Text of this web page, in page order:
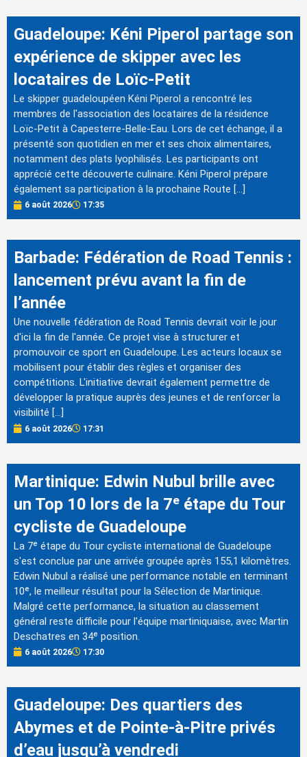
Guadeloupe: Kéni Piperol partage son
expérience de skipper avec les
locataires de Loïc-Petit
Le skipper guadeloupéen Kéni Piperol a rencontré les
membres de l'association des locataires de la résidence
Loïc-Petit à Capesterre-Belle-Eau. Lors de cet échange, il a
présenté son quotidien en mer et ses choix alimentaires,
notamment des plats lyophilisés. Les participants ont
apprécié cette découverte culinaire. Kéni Piperol prépare
également sa participation à la prochaine Route […]
6 août 2026 17:35
Barbade: Fédération de Road Tennis :
lancement prévu avant la fin de
l’année
Une nouvelle fédération de Road Tennis devrait voir le jour
d'ici la fin de l'année. Ce projet vise à structurer et
promouvoir ce sport en Guadeloupe. Les acteurs locaux se
mobilisent pour établir des règles et organiser des
compétitions. L'initiative devrait également permettre de
développer la pratique auprès des jeunes et de renforcer la
visibilité […]
6 août 2026 17:31
Martinique: Edwin Nubul brille avec
un Top 10 lors de la 7ᵉ étape du Tour
cycliste de Guadeloupe
La 7ᵉ étape du Tour cycliste international de Guadeloupe
s'est conclue par une arrivée groupée après 155,1 kilomètres.
Edwin Nubul a réalisé une performance notable en terminant
10ᵉ, le meilleur résultat pour la Sélection de Martinique.
Malgré cette performance, la situation au classement
général reste difficile pour l'équipe martiniquaise, avec Martin
Deschatres en 34ᵉ position.
6 août 2026 17:30
Guadeloupe: Des quartiers des
Abymes et de Pointe-à-Pitre privés
d’eau jusqu’à vendredi